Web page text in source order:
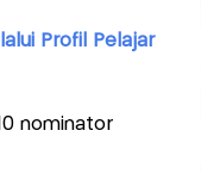
Profil Pelajar
nominator